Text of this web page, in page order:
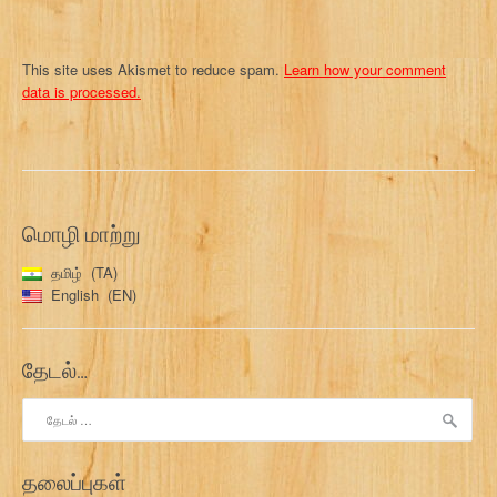
This site uses Akismet to reduce spam. Learn how your comment
data is processed.
மொழி மாற்று
தமிழ்
TA
English
EN
தேடல்…
தேடு:
தலைப்புகள்